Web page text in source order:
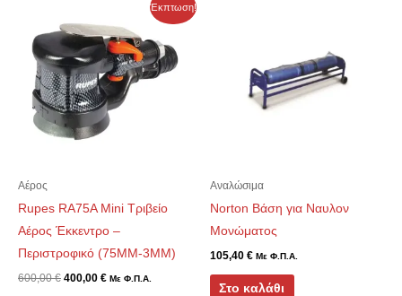
Έκπτωση!
Αέρος
Rupes RA75A Mini Τριβείο
Αέρος Έκκεντρο –
Περιστροφικό (75MM-3MM)
600,00€
was:
600,00 €.
400,00 €
τρέχουσα
τιμή
είναι:
400,00 €.
Με Φ.Π.Α.
Αναλώσιμα
Norton Βάση για Ναυλον
Μονώματος
105,40 € Με Φ.Π.Α.
Στο καλάθι